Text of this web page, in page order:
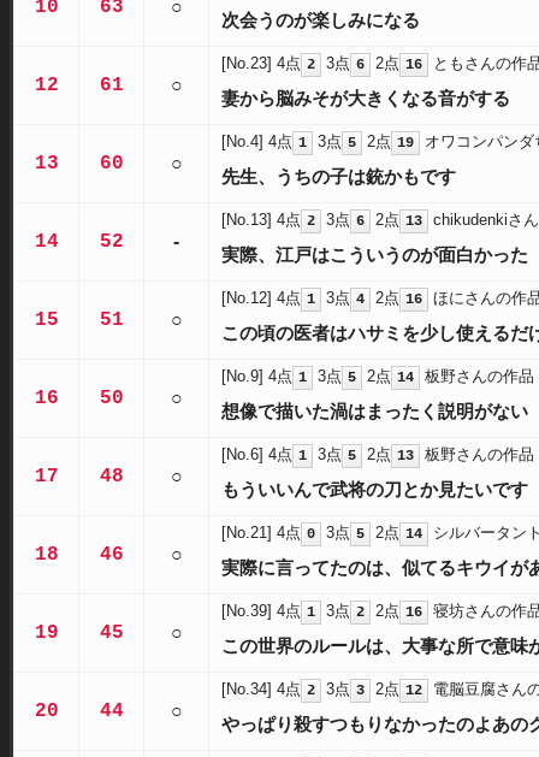
10 63 ○
次会うのが楽しみになる
12 61 ○
[No.23] 4点 2 3点 6 2点 16 ともさんの作
妻から脳みそが大きくなる音がする
13 60 ○
[No.4] 4点 1 3点 5 2点 19 オワコンパン
先生、うちの子は銃かもです
14 52 -
[No.13] 4点 2 3点 6 2点 13 chikudenkiさ
実際、江戸はこういうのが面白かった
15 51 ○
[No.12] 4点 1 3点 4 2点 16 ほにさんの作
この頃の医者はハサミを少し使えるだ
16 50 ○
[No.9] 4点 1 3点 5 2点 14 板野さんの作品
想像で描いた渦はまったく説明がない
17 48 ○
[No.6] 4点 1 3点 5 2点 13 板野さんの作品
もういいんで武将の刀とか見たいです
18 46 ○
[No.21] 4点 0 3点 5 2点 14 シルバータン
実際に言ってたのは、似てるキウイが
19 45 ○
[No.39] 4点 1 3点 2 2点 16 寝坊さんの作
この世界のルールは、大事な所で意味
20 44 ○
[No.34] 4点 2 3点 3 2点 12 電脳豆腐さん
やっぱり殺すつもりなかったのよあの